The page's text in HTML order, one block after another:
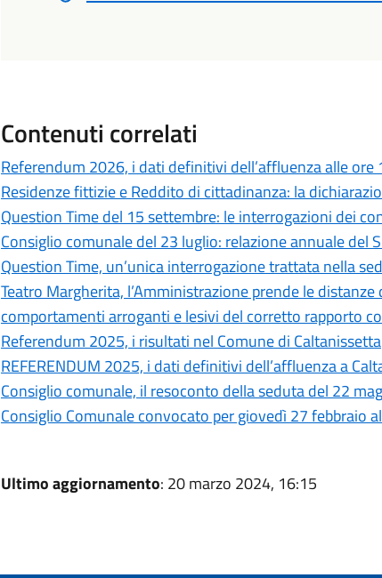
Contenuti correlati
Referendum 2026, i dati definitivi dell’affluenza alle
Residenze fittizie e Reddito di cittadinanza: la
Question Time del 15 settembre: le interrogazioni dei
Consiglio comunale del 23 luglio: relazione annuale del
Question Time, un’unica interrogazione trattata nella
Teatro Margherita, l’Amministrazione prende le
comportamenti arroganti e lesivi del corretto rapporto
Referendum 2025, i risultati nel Comune di Caltanissetta
REFERENDUM 2025, i dati definitivi dell’affluenza a
Consiglio comunale, il resoconto della seduta del 22
Consiglio Comunale convocato per giovedì 27 febbraio
Ultimo aggiornamento: 20 marzo 2024, 16:15